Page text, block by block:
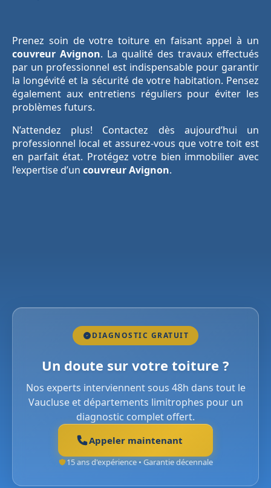
Prenez soin de votre toiture en faisant appel à un
couvreur Avignon. La qualité des travaux effectués
par un professionnel est indispensable pour garantir
la longévité et la sécurité de votre habitation. Pensez
également aux entretiens réguliers pour éviter les
problèmes futurs.
N’attendez plus! Contactez dès aujourd’hui un
professionnel local et assurez-vous que votre toit est
en parfait état. Protégez votre bien immobilier avec
l’expertise d’un couvreur Avignon.
DIAGNOSTIC GRATUIT
Un doute sur votre toiture ?
Nos experts interviennent sous 48h dans tout le
Vaucluse et départements limitrophes pour un
diagnostic complet offert.
Appeler maintenant
15 ans d'expérience • Garantie décennale